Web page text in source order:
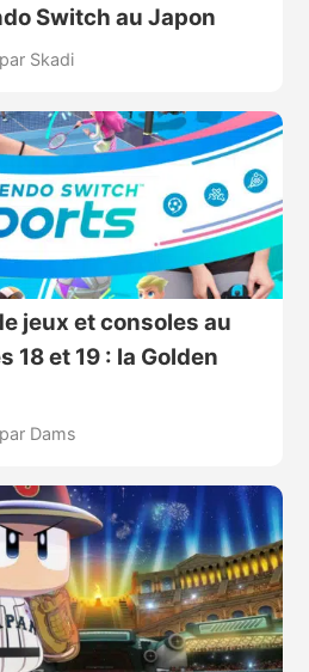
Switch au Japon
par Skadi
jeux et consoles au
18 et 19 : la Golden
par Dams